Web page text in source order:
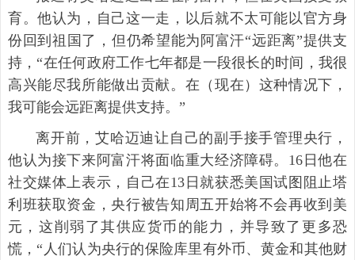
育。他认为，自己这一走，以后就不太可能以官方身
份回到祖国了，但仍希望能为阿富汗“远距离”提供支
持，“在任何政府工作七年都是一段很长的时间，我很
高兴能尽我所能做出贡献。在（现在）这种情况下，
我可能会远距离提供支持。”
离开前，艾哈迈迪让自己的副手接手管理央行，
他认为接下来阿富汗将面临重大经济障碍。16日他在
社交媒体上表示，自己在13日就获悉美国试图阻止塔
利班获取资金，央行被告知周五开始将不会再收到美
元，这削弱了其供应货币的能力，并导致了更多恐
慌，“人们认为央行的保险库里有外币、黄金和其他财